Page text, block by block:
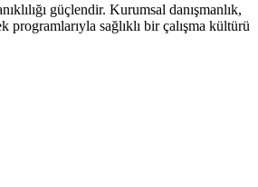
güçlendir. Kurumsal danışmanlık,
programlarıyla sağlıklı bir çalışma kültürü